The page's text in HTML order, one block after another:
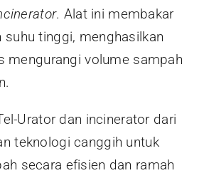
. Alat ini membakar
suhu tinggi, menghasilkan
mengurangi volume sampah
Urator dan incinerator dari
teknologi canggih untuk
secara efisien dan ramah